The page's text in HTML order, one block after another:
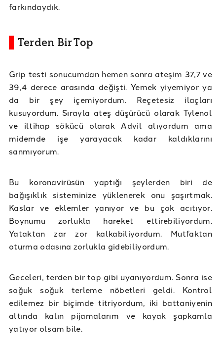
farkındaydık.
Terden Bir Top
Grip testi sonucumdan hemen sonra ateşim 37,7 ve
39,4 derece arasında değişti. Yemek yiyemiyor ya
da bir şey içemiyordum. Reçetesiz ilaçları
kusuyordum. Sırayla ateş düşürücü olarak Tylenol
ve iltihap sökücü olarak Advil alıyordum ama
midemde işe yarayacak kadar kaldıklarını
sanmıyorum.
Bu koronavirüsün yaptığı şeylerden biri de
bağışıklık sisteminize yüklenerek onu şaşırtmak.
Kaslar ve eklemler yanıyor ve bu çok acıtıyor.
Boynumu zorlukla hareket ettirebiliyordum.
Yataktan zar zor kalkabiliyordum. Mutfaktan
oturma odasına zorlukla gidebiliyordum.
Geceleri, terden bir top gibi uyanıyordum. Sonra ise
soğuk soğuk terleme nöbetleri geldi. Kontrol
edilemez bir biçimde titriyordum, iki battaniyenin
altında kalın pijamalarım ve kayak şapkamla
yatıyor olsam bile.